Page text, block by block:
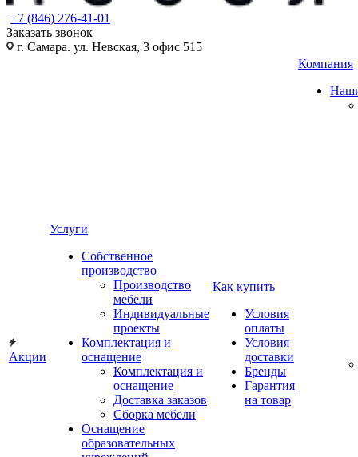
+7 (846) 276-41-01
Заказать звонок
г. Самара. ул. Невская, 3 офис 515
Акции
Услуги
Собственное
производство
Производство
мебели
Индивидуальные
проекты
Комплектация и
оснащение
Комплектация и
оснащение
Доставка заказов
Сборка мебели
Оснащение
образовательных
Как купить
Условия
оплаты
Условия
доставки
Бренды
Гарантия
на товар
Компания